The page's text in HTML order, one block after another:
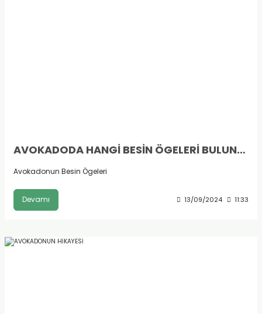
AVOKADODA HANGİ BESİN ÖGELERİ BULUNUR?
Avokadonun Besin Ögeleri
Devamı 13/09/2024 11:33